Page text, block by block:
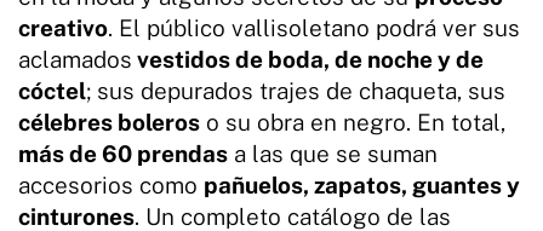
creativo. El público vallisoletano podrá ver sus
aclamados vestidos de boda, de noche y de
cóctel; sus depurados trajes de chaqueta, sus
célebres boleros o su obra en negro. En total,
más de 60 prendas a las que se suman
accesorios como pañuelos, zapatos, guantes y
cinturones. Un completo catálogo de las